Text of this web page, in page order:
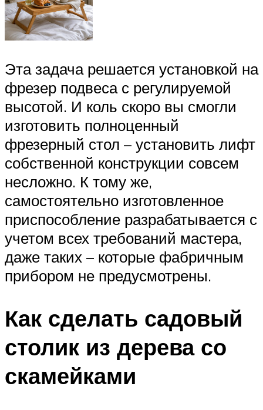
Эта задача решается установкой на
фрезер подвеса с регулируемой
высотой. И коль скоро вы смогли
изготовить полноценный
фрезерный стол – установить лифт
собственной конструкции совсем
несложно. К тому же,
самостоятельно изготовленное
приспособление разрабатывается с
учетом всех требований мастера,
даже таких – которые фабричным
прибором не предусмотрены.
Как сделать садовый
столик из дерева со
скамейками